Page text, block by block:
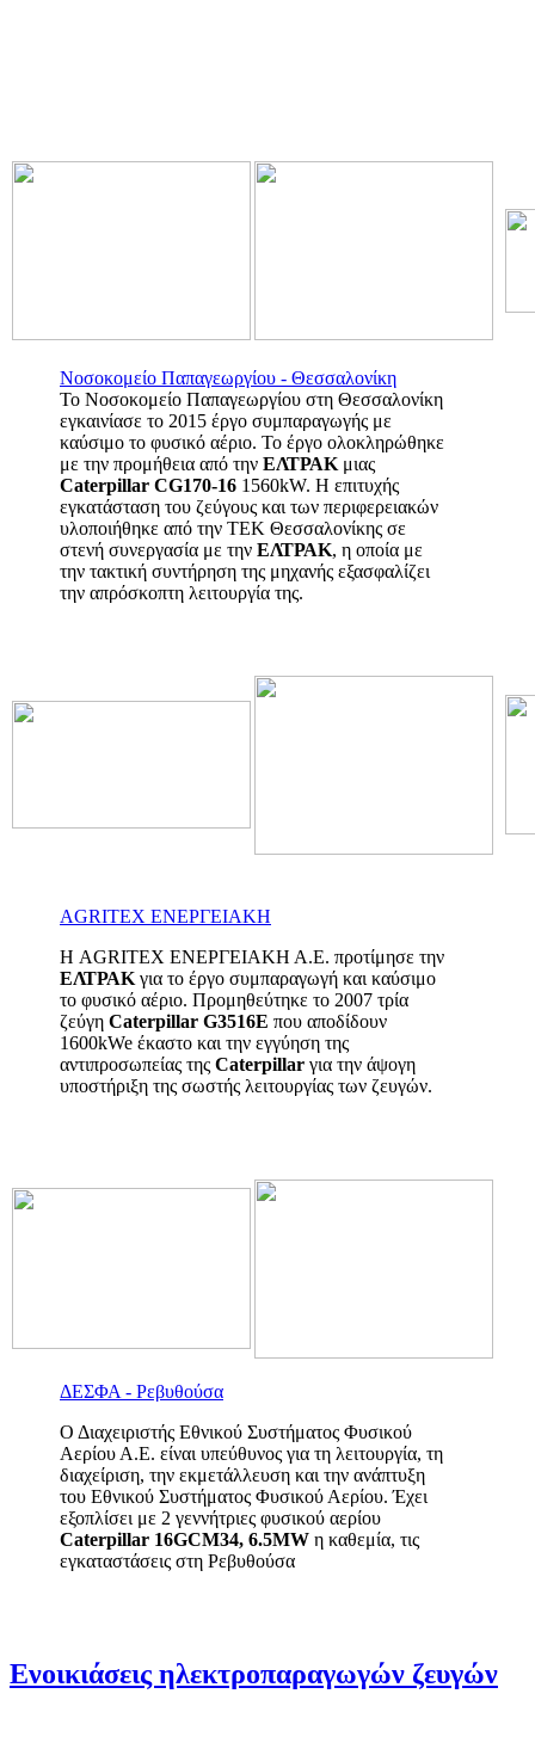
Νοσοκομείο Παπαγεωργίου - Θεσσαλονίκη
Το Νοσοκομείο Παπαγεωργίου στη Θεσσαλονίκη
εγκαινίασε το 2015 έργο συμπαραγωγής με
καύσιμο το φυσικό αέριο. Το έργο ολοκληρώθηκε
με την προμήθεια από την ΕΛΤΡΑΚ μιας
Caterpillar CG170-16 1560kW. Η επιτυχής
εγκατάσταση του ζεύγους και των περιφερειακών
υλοποιήθηκε από την ΤΕΚ Θεσσαλονίκης σε
στενή συνεργασία με την ΕΛΤΡΑΚ, η οποία με
την τακτική συντήρηση της μηχανής εξασφαλίζει
την απρόσκοπτη λειτουργία της.
AGRITEX ΕΝΕΡΓΕΙΑΚΗ
Η AGRITEX ΕΝΕΡΓΕΙΑΚΗ Α.Ε. προτίμησε την
ΕΛΤΡΑΚ για το έργο συμπαραγωγή και καύσιμο
το φυσικό αέριο. Προμηθεύτηκε το 2007 τρία
ζεύγη Caterpillar G3516E που αποδίδουν
1600kWe έκαστο και την εγγύηση της
αντιπροσωπείας της Caterpillar για την άψογη
υποστήριξη της σωστής λειτουργίας των ζευγών.
ΔΕΣΦΑ - Ρεβυθούσα
Ο Διαχειριστής Εθνικού Συστήματος Φυσικού
Αερίου Α.Ε. είναι υπεύθυνος για τη λειτουργία, τη
διαχείριση, την εκμετάλλευση και την ανάπτυξη
του Εθνικού Συστήματος Φυσικού Αερίου. Έχει
εξοπλίσει με 2 γεννήτριες φυσικού αερίου
Caterpillar 16GCM34, 6.5MW η καθεμία, τις
εγκαταστάσεις στη Ρεβυθούσα
Ενοικιάσεις ηλεκτροπαραγωγών ζευγών